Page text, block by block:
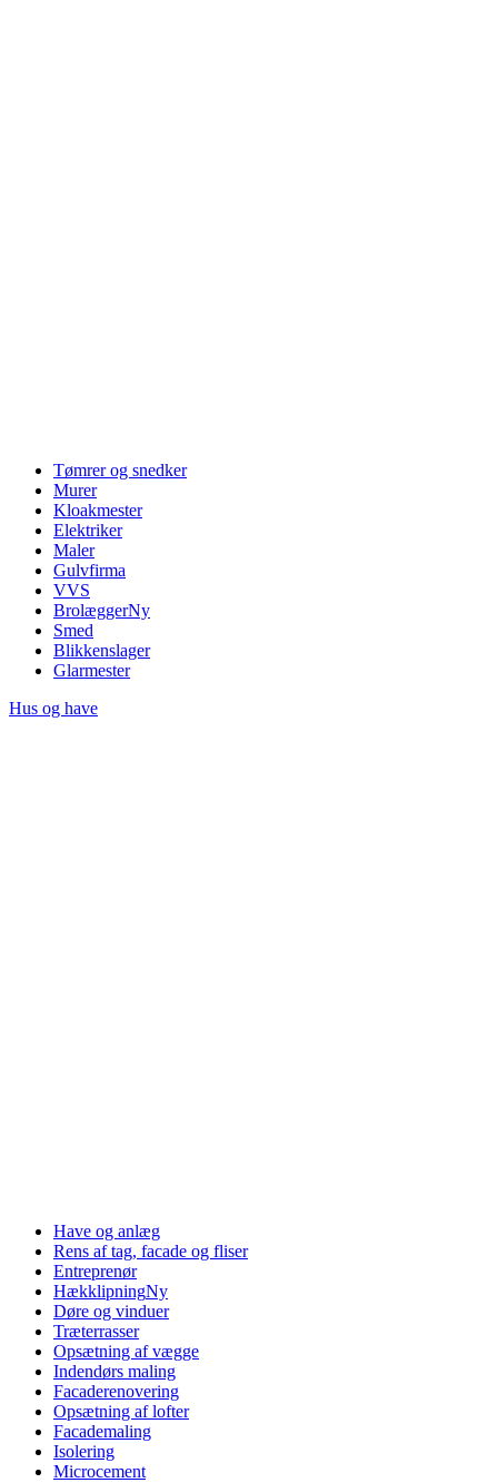
Tømrer og snedker
Murer
Kloakmester
Elektriker
Maler
Gulvfirma
VVS
BrolæggerNy
Smed
Blikkenslager
Glarmester
Hus og have
Have og anlæg
Rens af tag, facade og fliser
Entreprenør
HækklipningNy
Døre og vinduer
Træterrasser
Opsætning af vægge
Indendørs maling
Facaderenovering
Opsætning af lofter
Facademaling
Isolering
Microcement